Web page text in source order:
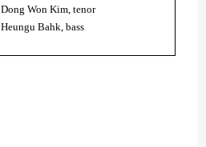
Dong Won Kim, tenor
Heungu Bahk, bass